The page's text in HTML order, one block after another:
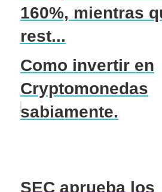
160%, mientras
rest...
Como invertir en
Cryptomonedas
sabiamente.
SEC aprueba los